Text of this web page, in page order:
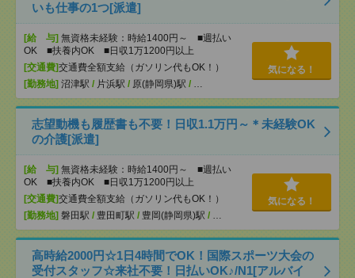
いも仕事の1つ[派遣]
[給 与] 無資格未経験：時給1400円～ ■週払い
OK ■扶養内OK ■日収1万1200円以上
[交通費]交通費全額支給（ガソリン代もOK！）
[勤務地] 沼津駅 / 片浜駅 / 原(静岡県)駅 / …
気になる！
志望動機も履歴書も不要！日収1.1万円～＊未経験OK
の介護[派遣]
[給 与] 無資格未経験：時給1400円～ ■週払い
OK ■扶養内OK ■日収1万1200円以上
[交通費]交通費全額支給（ガソリン代もOK！）
[勤務地] 磐田駅 / 豊田町駅 / 豊岡(静岡県)駅 / …
気になる！
高時給2000円☆1日4時間でOK！国際スポーツ大会の
受付スタッフ☆来社不要！日払いOK♪/N1[アルバイ